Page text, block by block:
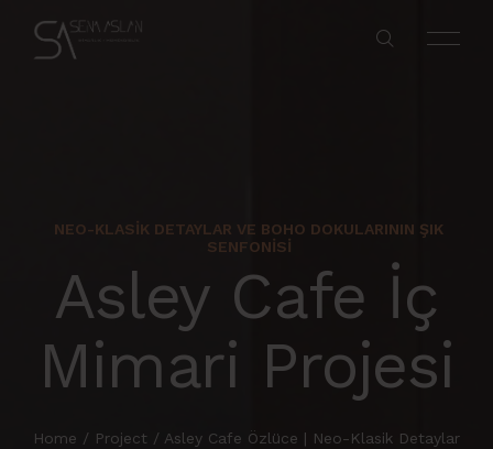
NEO-KLASIK DETAYLAR VE BOHO DOKULARININ ŞIK
SENFONISI
Asley Cafe İç
Mimari Projesi
Home / Project / Asley Cafe Özlüce | Neo-Klasik Detaylar